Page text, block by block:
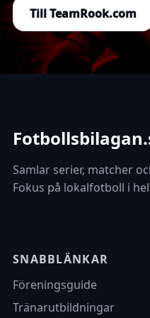
Till TeamRook.com
Samlar serier, matcher
Fokus på lokalfotboll i
SNABBLÄNKAR
Föreningsguide
Tränarutbildningar